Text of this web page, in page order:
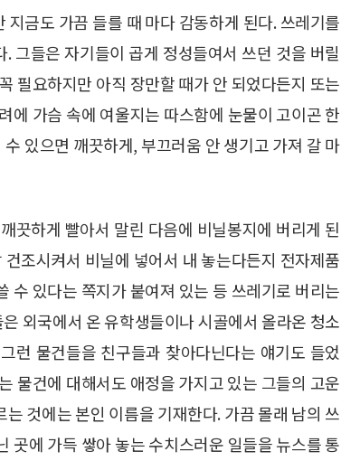
금도 가끔 들를 때 마다 감동하게 된다. 쓰레기를
그들은 자기들이 곱게 정성들여서 쓰던 것을 버릴
필요하지만 아직 장만할 때가 안 되었다든지 또는
에 가슴 속에 여울지는 따스함에 눈물이 고이곤 한
있으면 깨끗하게, 부끄러움 안 생기고 가져 갈 마
끗하게 빨아서 말린 다음에 비닐봉지에 버리게 된
조시켜서 비닐에 넣어서 내 놓는다든지 전자제품
수 있다는 쪽지가 붙여져 있는 등 쓰레기로 버리는
외국에서 온 유학생들이나 시골에서 올라온 청소
런 물건들을 친구들과 찾아다닌다는 얘기도 들었
물건에 대해서도 애정을 가지고 있는 그들의 고운
것에는 본인 이름을 기재한다. 가끔 몰래 남의 쓰
곳에 가득 쌓아 놓는 수치스러운 일들을 뉴스를 통